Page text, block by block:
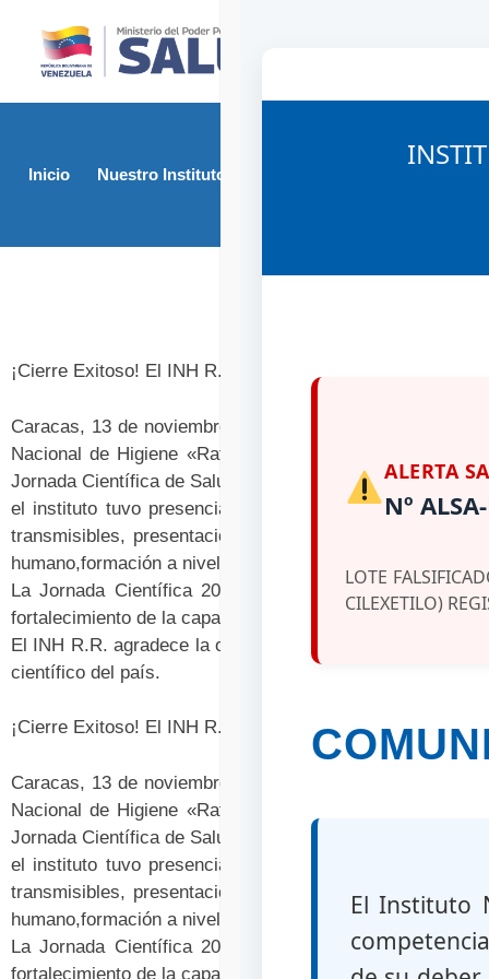
Inicio Nuestro Instituto
¡Cierre Exitoso! El INH R.R. Culmina su Participación en
Caracas, 13 de noviembre de 2025.bajo la dirección de
Nacional de Higiene «Rafael Rangel» (INH R.R.)
Jornada Científica de Salud 2025, evento auspiciado por
el instituto tuvo presencia en dos stand se exhibieron
transmisibles, presentación de micro charlas con
humano,formación a nivel de postgrado y extensión
La Jornada Científica 2025, bajo el lema “La Ciencia
fortalecimiento de la capacidad científica nacional.
El INH R.R. agradece la oportunidad brindada por el
científico del país.
¡Cierre Exitoso! El INH R.R. Culmina su Participación en
Caracas, 13 de noviembre de 2025.bajo la dirección de
Nacional de Higiene «Rafael Rangel» (INH R.R.)
Jornada Científica de Salud 2025, evento auspiciado por
el instituto tuvo presencia en dos stand se exhibieron
transmisibles, presentación de micro charlas con
humano,formación a nivel de postgrado y extensión
La Jornada Científica 2025, bajo el lema “La Ciencia
fortalecimiento de la capacidad científica nacional.
ALERTA
Nº
LOTE
CILEXETILO)
El Instituto